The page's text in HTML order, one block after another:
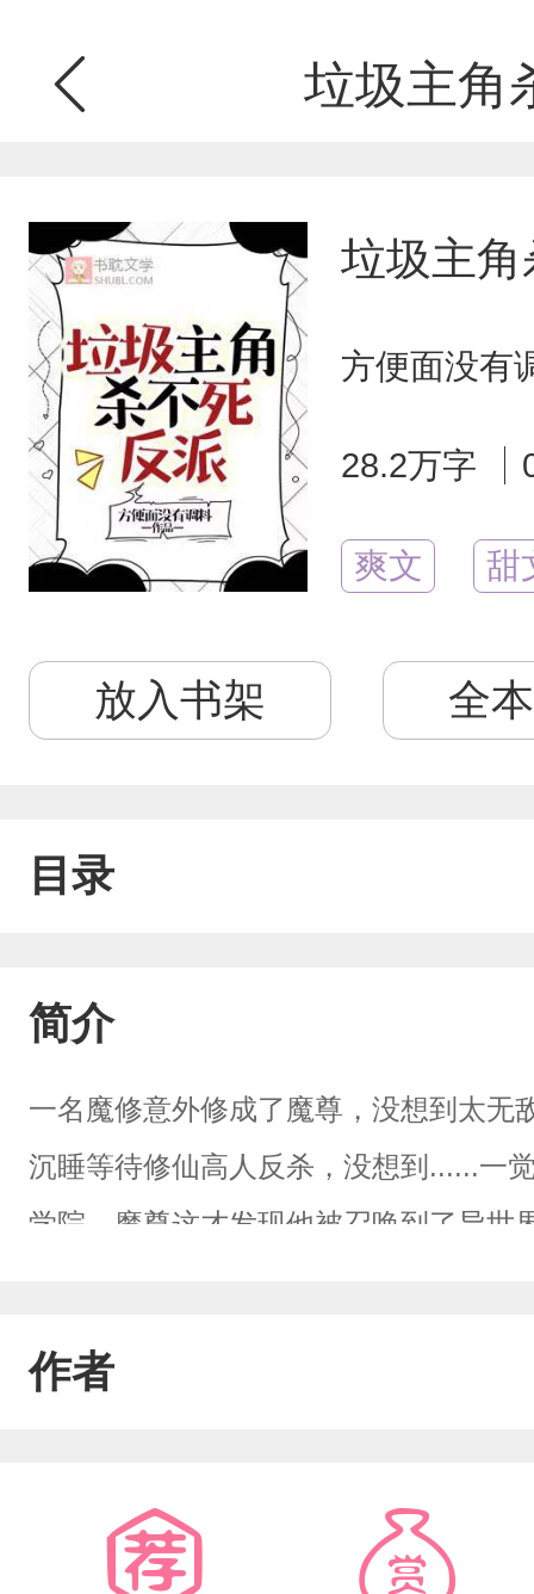
垃圾主角
垃圾主
方便面没有
28.2万字
爽文 甜
放入书架 全
目录
简介
一名魔修意外修成了魔尊，没想到太无
沉睡等待修仙高人反杀，没想到......一
学院，魔尊这才发现他被召唤到了异世
法世界，主角择月恰好带着某种秘密
出一个人，还占了他未来的魔王位置。
作者